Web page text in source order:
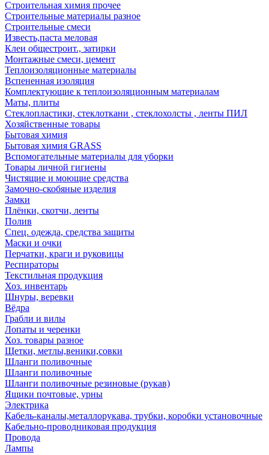
Строительная химия прочее
Строительные материалы разное
Строительные смеси
Известь,паста меловая
Клеи общестроит., затирки
Монтажные смеси, цемент
Теплоизоляционные материалы
Вспененная изоляция
Комплектующие к теплоизоляционным материалам
Маты, плиты
Стеклопластики, стеклоткани , стеклохолсты , ленты ПИЛ
Хозяйственные товары
Бытовая химия
Бытовая химия GRASS
Вспомогательные материалы для уборки
Товары личной гигиены
Чистящие и моющие средства
Замочно-скобяные изделия
Замки
Плёнки, скотчи, ленты
Полив
Спец. одежда, средства защиты
Маски и очки
Перчатки, краги и руковицы
Респираторы
Текстильная продукция
Хоз. инвентарь
Шнуры, веревки
Вёдра
Грабли и вилы
Лопаты и черенки
Хоз. товары разное
Щетки, метлы,веники,совки
Шланги поливочные
Шланги поливочные
Шланги поливочные резиновые (рукав)
Ящики почтовые, урны
Электрика
Кабель-каналы,металлорукава, трубки, коробки установочные
Кабельно-проводниковая продукция
Провода
Лампы